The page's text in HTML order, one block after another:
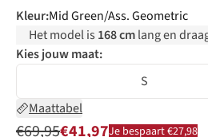
Kleur:Mid Green/Ass. Geometric
Het model is 168 cmlang en
Kies jouw maat:
S
Maattabel
€69,95€41,97Je bespaart €27,98